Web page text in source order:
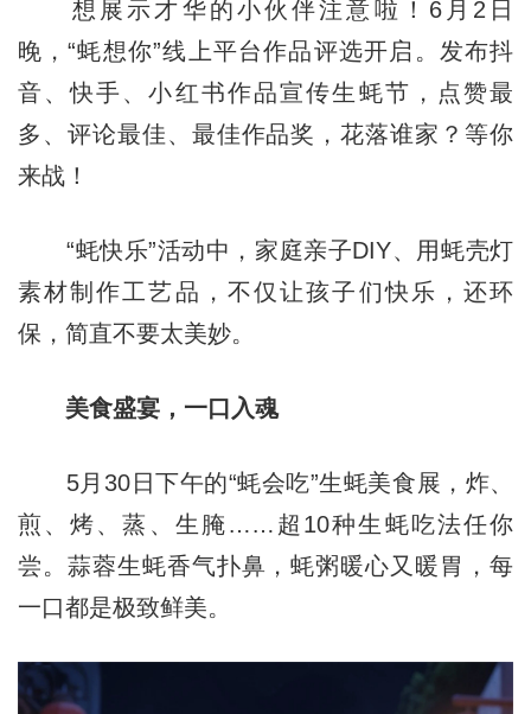
想展示才华的小伙伴注意啦！6月2日
晚，“蚝想你”线上平台作品评选开启。发布抖
音、快手、小红书作品宣传生蚝节，点赞最
多、评论最佳、最佳作品奖，花落谁家？等你
来战！
“蚝快乐”活动中，家庭亲子DIY、用蚝壳灯
素材制作工艺品，不仅让孩子们快乐，还环
保，简直不要太美妙。
美食盛宴，一口入魂
5月30日下午的“蚝会吃”生蚝美食展，炸、
煎、烤、蒸、生腌……超10种生蚝吃法任你
尝。蒜蓉生蚝香气扑鼻，蚝粥暖心又暖胃，每
一口都是极致鲜美。